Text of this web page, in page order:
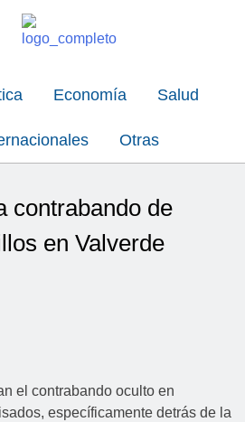
Economía Salud
Otras
contrabando de
en Valverde